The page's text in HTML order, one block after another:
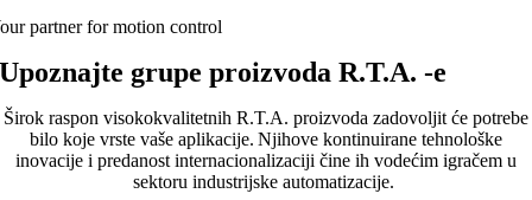
partner for motion control
Upoznajte grupe proizvoda R.T.A. -e
Širok raspon visokokvalitetnih R.T.A. proizvoda zadovoljit će potrebe
bilo koje vrste vaše aplikacije. Njihove kontinuirane tehnološke
inovacije i predanost internacionalizaciji čine ih vodećim igračem u
sektoru industrijske automatizacije.